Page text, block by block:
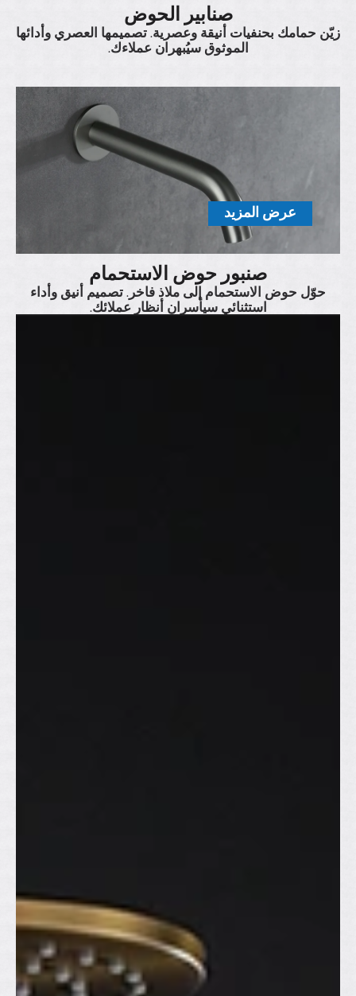
صنابير الحوض
زيّن حمامك بحنفيات أنيقة وعصرية. تصميمها العصري وأدائها
الموثوق سيُبهران عملاءك.
عرض المزيد
صنبور حوض الاستحمام
حوّل حوض الاستحمام إلى ملاذ فاخر. تصميم أنيق وأداء
استثنائي سيأسران أنظار عملائك.